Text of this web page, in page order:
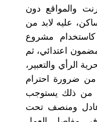
والمواقع دون
عليه لابد من
مشروع
اعتدائي، ثم
الرأي والتعبير،
ضرورة احترام
من ذلك يستوجب
عادل ومنصف تحت